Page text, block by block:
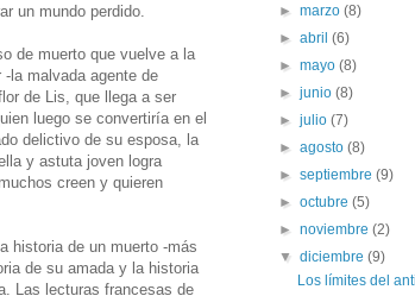
un mundo perdido.
de muerto que vuelve a la
la malvada agente de
de Lis, que llega a ser
luego se convertiría en el
delictivo de su esposa, la
y astuta joven logra
creen y quieren
historia de un muerto -más
de su amada y la historia
Las lecturas francesas de
►marzo(8)
►abril(6)
►mayo(8)
►junio(8)
►julio(7)
►agosto(8)
►septiembre(9)
►octubre(5)
►noviembre(2)
▼diciembre(9)
Los límites del